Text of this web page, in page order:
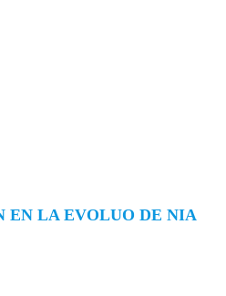
EN LA EVOLUO DE NIA